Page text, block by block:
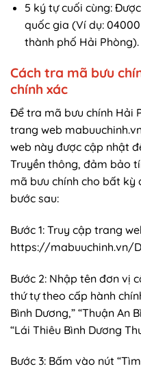
5 ký tự cuối cùng:
quốc gia (Ví dụ:
thành phố Hải Phòng).
Cách tra mã bưu
chính xác
Để tra mã bưu chính Hải
trang web
web này được cập nhật
Truyền thông, đảm bảo
mã bưu chính cho bất kỳ
bước sau:
Bước 1: Truy cập trang
https://mabuuchinh.vn/
Bước 2: Nhập tên đơn vị
thứ tự theo cấp hành
Bình Dương,” “Thuận An
“Lái Thiêu Bình Dương
Bước 3: Bấm vào nút